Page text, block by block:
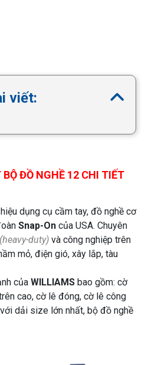
viết:
ĐỒ NGHỀ 12 CHI TIẾT
dụng cụ cầm tay, đồ nghề cơ
Snap-On của USA. Chuyên
(heavy-duty) và công nghiệp trên
mỏ, điện gió, xây lắp, tàu
của WILLIAMS bao gồm: cờ
cao, cờ lê đóng, cờ lê công
với dải size lớn nhất, bộ đồ nghề